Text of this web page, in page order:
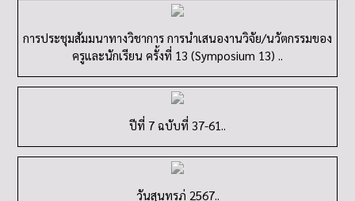
การประชุมสัมมนาทางวิชาการ การนำเสนองานวิจัย/นวัตกรรมของ
ครูและนักเรียน ครั้งที่ 13 (Symposium 13) ..
ปีที่ 7 ฉบับที่ 37-61..
วันสุนทรภู่ 2567..